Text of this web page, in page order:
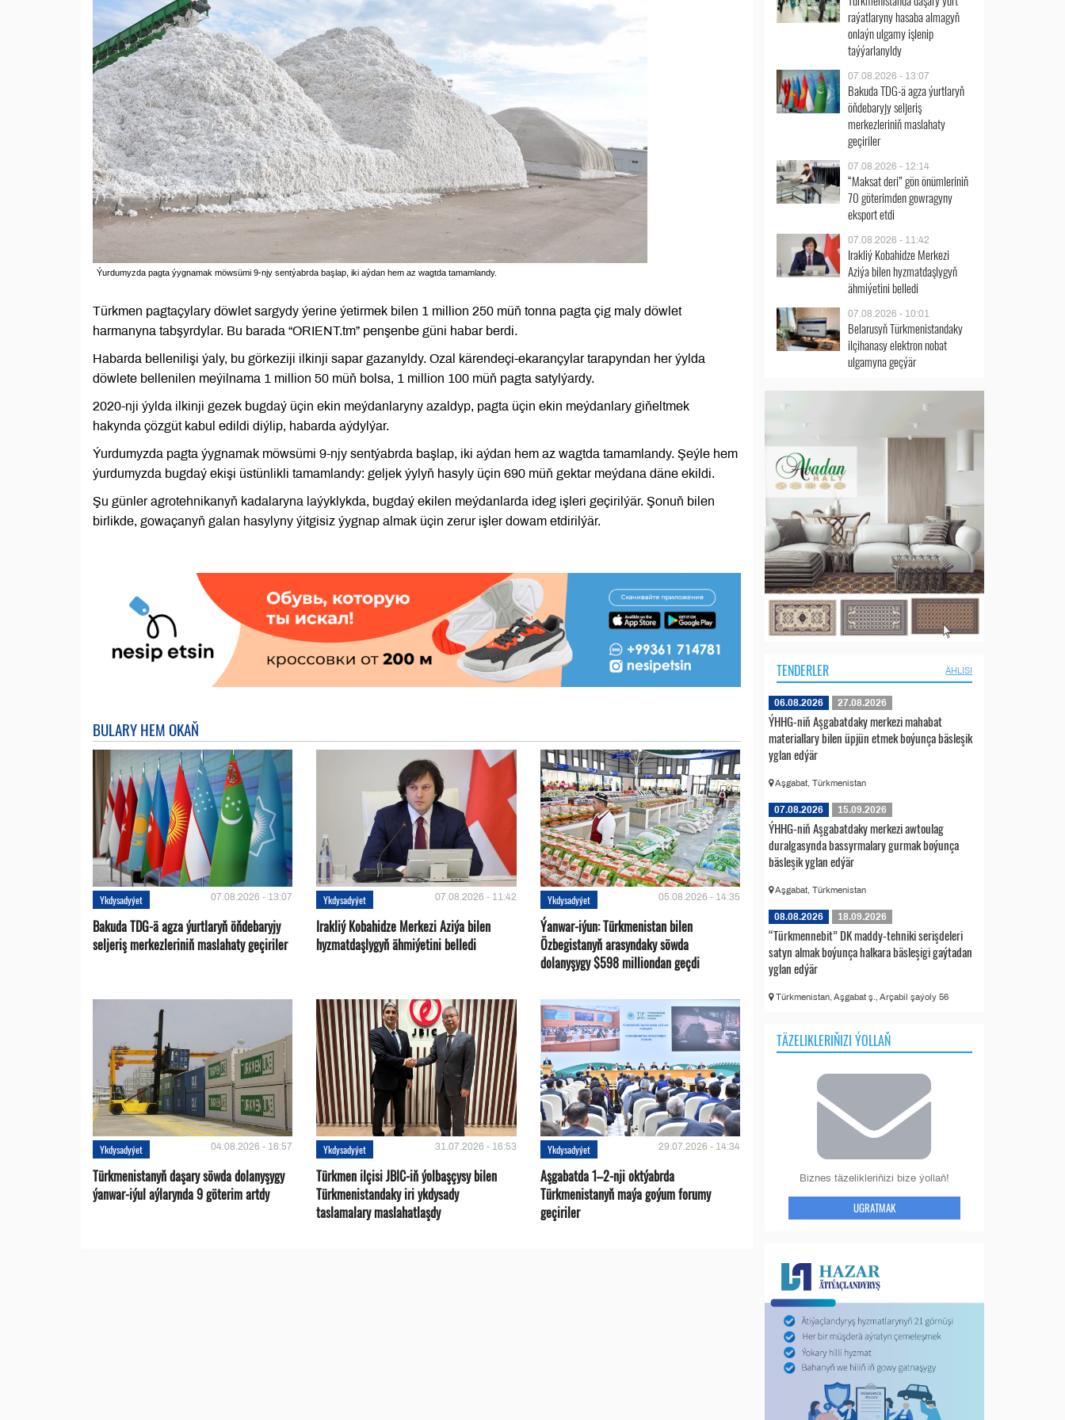
Ýurdumyzda pagta ýygnamak möwsümi 9-njy sentýabrda başlap, iki aýdan hem az wagtda tamamlandy.
Türkmen pagtaçylary döwlet sargydy ýerine ýetirmek bilen 1 million 250 müň tonna pagta çig maly döwlet
harmanyna tabşyrdylar. Bu barada “ORIENT.tm” penşenbe güni habar berdi.
Habarda bellenilişi ýaly, bu görkeziji ilkinji sapar gazanyldy. Ozal kärendeçi-ekarançylar tarapyndan her ýylda
döwlete bellenilen meýilnama 1 million 50 müň bolsa, 1 million 100 müň pagta satylýardy.
2020-nji ýylda ilkinji gezek bugdaý üçin ekin meýdanlaryny azaldyp, pagta üçin ekin meýdanlary giňeltmek
hakynda çözgüt kabul edildi diýlip, habarda aýdylýar.
Ýurdumyzda pagta ýygnamak möwsümi 9-njy sentýabrda başlap, iki aýdan hem az wagtda tamamlandy. Şeýle hem
ýurdumyzda bugdaý ekişi üstünlikli tamamlandy: geljek ýylyň hasyly üçin 690 müň gektar meýdana däne ekildi.
Şu günler agrotehnikanyň kadalaryna laýyklykda, bugdaý ekilen meýdanlarda ideg işleri geçirilýär. Şonuň bilen
birlikde, gowaçanyň galan hasylyny ýitgisiz ýygnap almak üçin zerur işler dowam etdirilýär.
BULARY HEM OKAŇ
Ykdysadyýet 07.08.2026 - 13:07
Bakuda TDG-ä agza ýurtlaryň öňdebaryjy
seljeriş merkezleriniň maslahaty geçiriler
Ykdysadyýet 07.08.2026 - 11:42
Irakliý Kobahidze Merkezi Aziýa bilen
hyzmatdaşlygyň ähmiýetini belledi
Ykdysadyýet 05.08.2026 - 14:35
Ýanwar-iýun: Türkmenistan bilen
Özbegistanyň arasyndaky söwda
dolanyşygy $598 milliondan geçdi
Ykdysadyýet 04.08.2026 - 16:57
Türkmenistanyň daşary söwda dolanyşygy
ýanwar-iýul aýlarynda 9 göterim artdy
Ykdysadyýet 31.07.2026 - 16:53
Türkmen ilçisi JBIC-iň ýolbaşçysy bilen
Türkmenistandaky iri ykdysady
taslamalary maslahatlaşdy
Ykdysadyýet 29.07.2026 - 14:34
Aşgabatda 1–2-nji oktýabrda
Türkmenistanyň maýa goýum forumy
geçiriler
raýatlaryny hasaba almagyň
onlaýn ulgamy işlenip
taýýarlanyldy
07.08.2026 - 13:07
Bakuda TDG-ä agza ýurtlaryň
öňdebaryjy seljeriş
merkezleriniň maslahaty
geçiriler
07.08.2026 - 12:14
“Maksat deri” gön önümleriniň
70 göterimden gowragyny
eksport etdi
07.08.2026 - 11:42
Irakliý Kobahidze Merkezi
Aziýa bilen hyzmatdaşlygyň
ähmiýetini belledi
07.08.2026 - 10:01
Belarusyň Türkmenistandaky
ilçihanasy elektron nobat
ulgamyna geçýär
TENDERLER ÄHLISI
06.08.2026 27.08.2026
ÝHHG-niň Aşgabatdaky merkezi mahabat
materiallary bilen üpjün etmek boýunça bäsleşik
yglan edýär
Aşgabat, Türkmenistan
07.08.2026 15.09.2026
ÝHHG-niň Aşgabatdaky merkezi awtoulag
duralgasynda bassyrmalary gurmak boýunça
bäsleşik yglan edýär
Aşgabat, Türkmenistan
08.08.2026 18.09.2026
“Türkmennebit” DK maddy-tehniki serişdeleri
satyn almak boýunça halkara bäsleşigi gaýtadan
yglan edýär
Türkmenistan, Aşgabat ş., Arçabil şaýoly 56
TÄZELIKLERIŇIZI ÝOLLAŇ
Biznes täzelikleriňizi bize ýollaň!
UGRATMAK